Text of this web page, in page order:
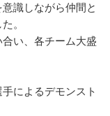
識しながら仲間と
。
い、各チーム大盛
によるデモンスト